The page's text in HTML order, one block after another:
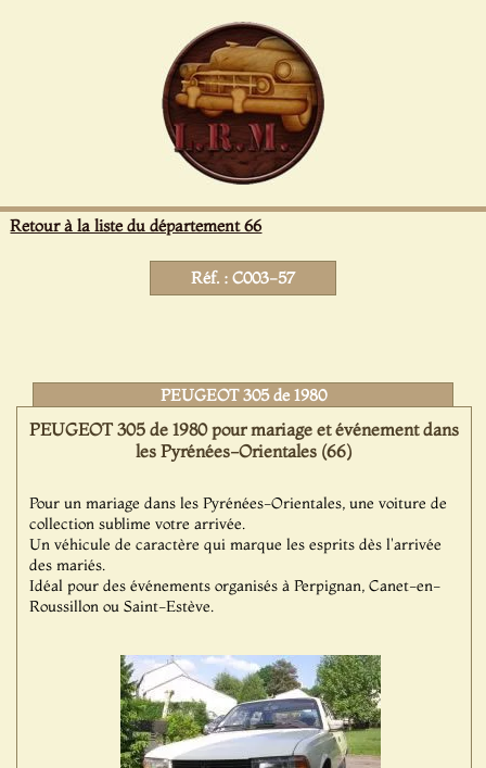
Retour à la liste du département 66
Réf. : C003-57
PEUGEOT 305 de 1980
PEUGEOT 305 de 1980 pour mariage et événement dans
les Pyrénées-Orientales (66)
Pour un mariage dans les Pyrénées-Orientales, une voiture de
collection sublime votre arrivée.
Un véhicule de caractère qui marque les esprits dès l'arrivée
des mariés.
Idéal pour des événements organisés à Perpignan, Canet-en-
Roussillon ou Saint-Estève.